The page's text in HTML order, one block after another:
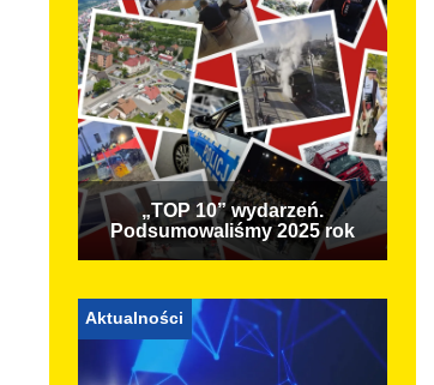
„TOP 10” wydarzeń.
Podsumowaliśmy 2025 rok
Aktualności